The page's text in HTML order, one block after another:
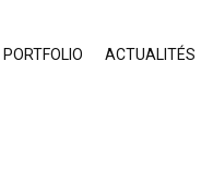
PORTFOLIO ACTUALITÉS